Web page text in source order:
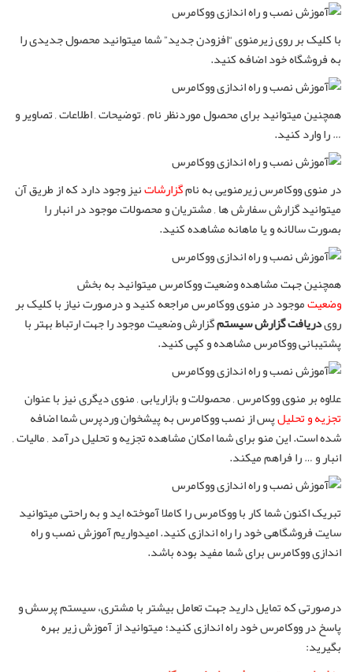
با کلیک بر روی زیرمنوی “افزودن جدید” شما میتوانید محصول جدیدی را
به فروشگاه خود اضافه کنید.
همچنین میتوانید برای محصول موردنظر نام , توضیحات , اطلاعات , تصاویر و
… را وارد کنید.
در منوی ووکامرس زیرمنویی به نامگزارشاتنیز وجود دارد که از طریق آن
میتوانید گزارش سفارش ها , مشتریان و محصولات موجود در انبار را
بصورت سالانه و یا ماهانه مشاهده کنید.
همچنین جهت مشاهده وضعیت ووکامرس میتوانید به بخش
وضعیتموجود در منوی ووکامرس مراجعه کنید و درصورت نیاز با کلیک بر
رویدریافت گزارش سیستمگزارش وضعیت موجود را جهت ارتباط بهتر با
پشتیبانی ووکامرس مشاهده و کپی کنید.
علاوه بر منوی ووکامرس , محصولات و بازاریابی , منوی دیگری نیز با عنوان
تجزیه و تحلیلپس از نصب ووکامرس به پیشخوان وردپرس شما اضافه
شده است. این منو برای شما امکان مشاهده تجزیه و تحلیل درآمد , مالیات ,
انبار و … را فراهم میکند.
تبریک اکنون شما کار با ووکامرس را کاملا آموخته اید و به راحتی میتوانید
سایت فروشگاهی خود را راه اندازی کنید. امیدواریم آموزش نصب و راه
اندازی ووکامرس برای شما مفید بوده باشد.
درصورتی که تمایل دارید جهت تعامل بیشتر با مشتری، سیستم پرسش و
پاسخ در ووکامرس خود راه اندازی کنید؛ میتوانید از آموزش زیر بهره
بگیرید: